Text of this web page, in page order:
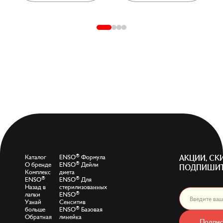
Каталог
О бренде
Комплекс
ENSO®
Назад в
лапки
Узнай
больше
Обратная
ENSO® Формула
ENSO® Дейли
диета
ENSO® Для
стерилизованных
ENSO®
Сенситив
ENSO® Базовая
линейка
АКЦИИ,